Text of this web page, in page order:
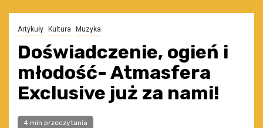
Artykuły Kultura Muzyka
Doświadczenie, ogień i
młodość- Atmasfera
Exclusive już za nami!
4 min przeczytania